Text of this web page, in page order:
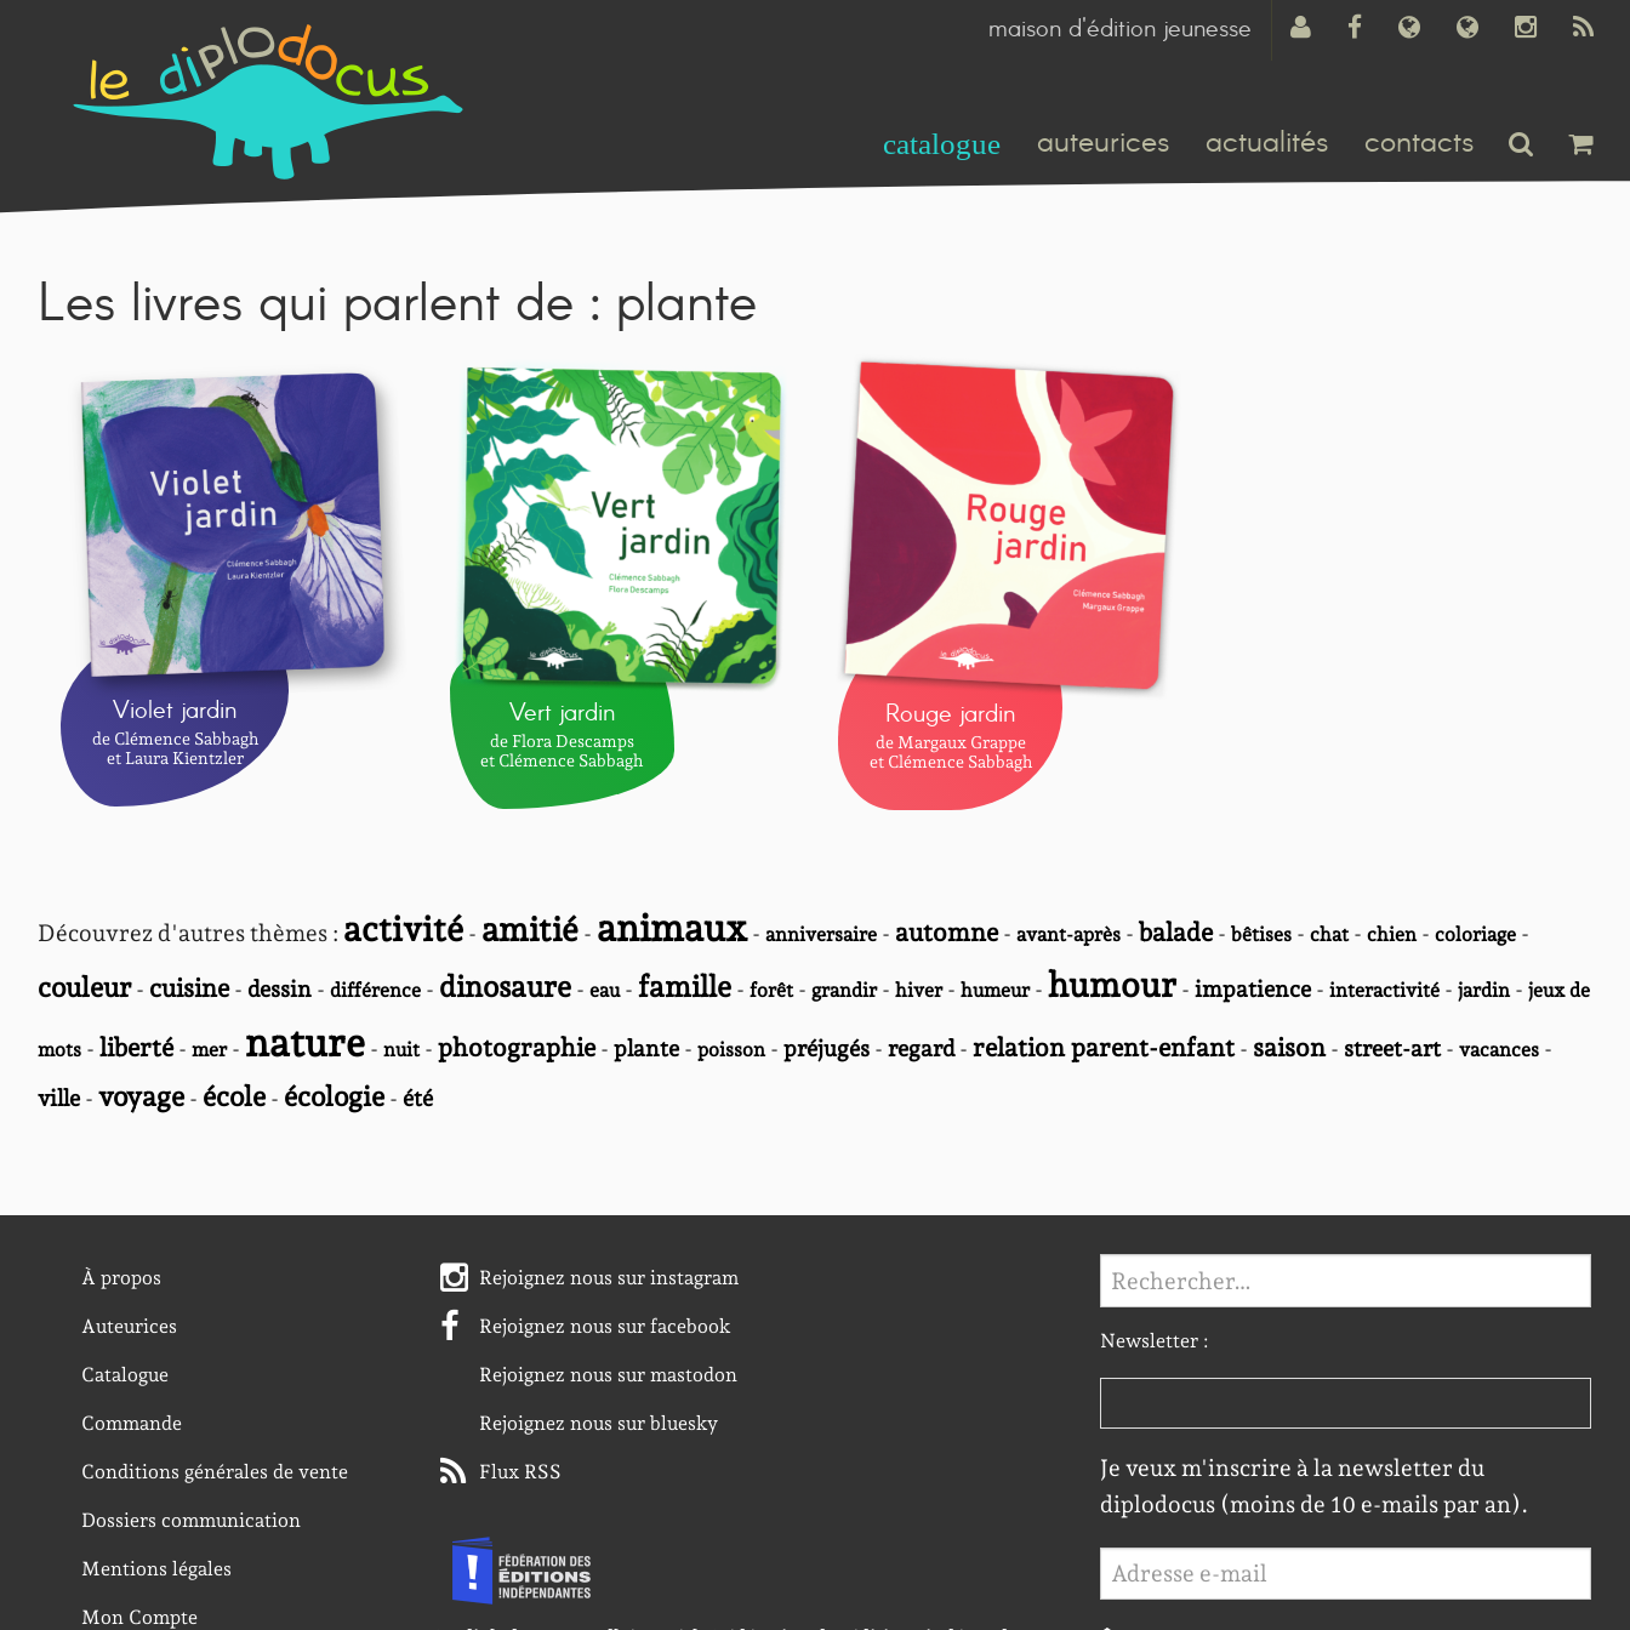
maison d'édition jeunesse
catalogue auteurices actualités contacts
Les livres qui parlent de : plante
Violet jardin
de Clémence Sabbagh
et Laura Kientzler
Vert jardin
de Flora Descamps
et Clémence Sabbagh
Rouge jardin
de Margaux Grappe
et Clémence Sabbagh
Découvrez d'autres thèmes : activité - amitié - animaux- anniversaire - automne- avant-après - balade- bêtises - chat- chien- coloriage -
couleur- cuisine- dessin - différence - dinosaure - eau- famille - forêt- grandir- hiver- humeur- humour- impatience- interactivité - jardin- jeux de
mots - liberté- mer- nature - nuit- photographie- plante- poisson- préjugés - regard- relation parent-enfant- saison- street-art- vacances -
ville- voyage - école - écologie - été
À propos
Auteurices
Catalogue
Commande
Conditions générales de vente
Dossiers communication
Mentions légales
Mon Compte
Rejoignez nous sur instagram
Rejoignez nous sur facebook
Rejoignez nous sur mastodon
Rejoignez nous sur bluesky
Flux RSS
Rechercher :
Newsletter :
Je veux m'inscrire à la newsletter du
diplodocus (moins de 10 e-mails par an).